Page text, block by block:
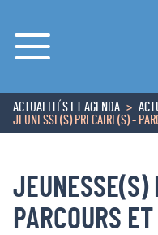
Menu
ACCUEIL
ACTUALITÉS ET AGENDA
JEUNESSE(S) PRECAIRE(S) -
JEUNESSE(S)
PARCOURS